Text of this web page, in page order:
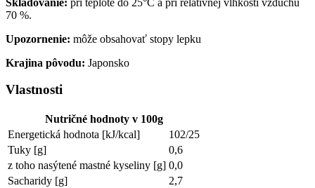
70 %.
Upozornenie: môže obsahovať stopy lepku
Krajina pôvodu: Japonsko
Vlastnosti
Nutričné hodnoty v 100g
Energetická hodnota [kJ/kcal]
102/25
Tuky [g]
0,6
z toho nasýtené mastné kyseliny [g] 0,0
Sacharidy [g]
2,7